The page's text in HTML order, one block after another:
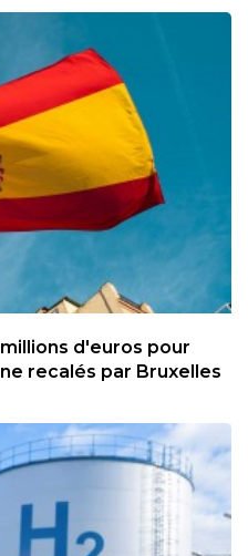
d'euros pour
recalés par Bruxelles